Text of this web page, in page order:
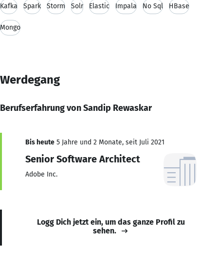
Kafka Spark Storm Solr Elastic Impala No Sql HBase
Mongo
Werdegang
Berufserfahrung von Sandip Rewaskar
Bis heute 5 Jahre und 2 Monate, seit Juli 2021
Senior Software Architect
Adobe Inc.
Logg Dich jetzt ein, um das ganze Profil zu
sehen.